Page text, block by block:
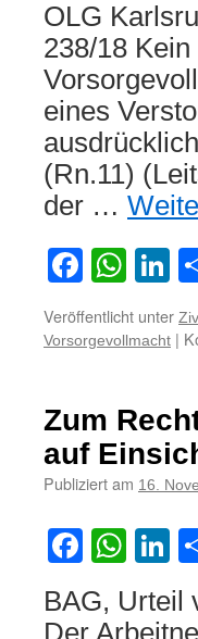
OLG
238/18
eines
(Rn.11)
der …
Veröffentlicht unter
Vorsorgevollmacht |
Zum
auf
Publiziert am 16.
BAG, Urteil
Der